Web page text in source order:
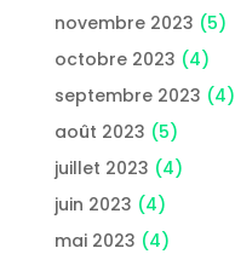
novembre 2023 (5)
octobre 2023 (4)
septembre 2023 (4)
août 2023 (5)
juillet 2023 (4)
juin 2023 (4)
mai 2023 (4)